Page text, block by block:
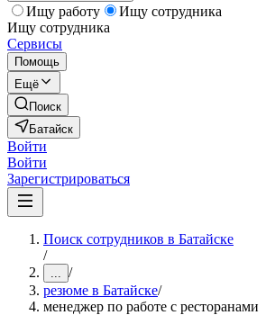
Ищу работу
Ищу сотрудника
Ищу сотрудника
Сервисы
Помощь
Ещё
Поиск
Батайск
Войти
Войти
Зарегистрироваться
Поиск сотрудников в Батайске
/
... /
резюме в Батайске/
менеджер по работе с ресторанами